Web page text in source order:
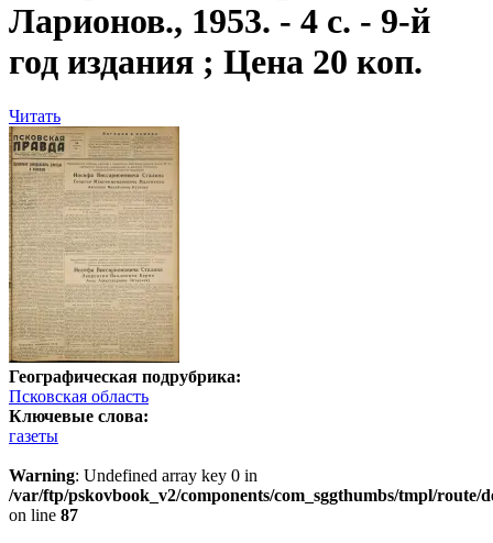
Ларионов., 1953. - 4 с. - 9-й
год издания ; Цена 20 коп.
Читать
Географическая подрубрика:
Псковская область
Ключевые слова:
газеты
Warning: Undefined array key 0 in
/var/ftp/pskovbook_v2/components/com_sggthumbs/tmpl/route/
on line 87